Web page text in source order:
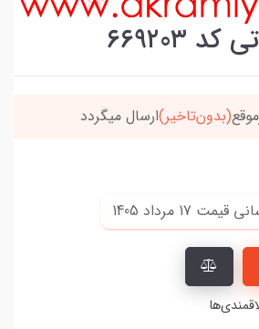
(بدون‌تاخیر)ارسال میگردد
قیمت 17 مرداد 1405